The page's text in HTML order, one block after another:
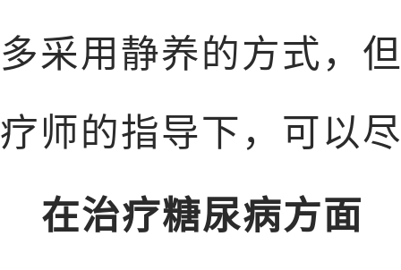
多采用静养的方式，
疗师的指导下，可以
在治疗糖尿病方面